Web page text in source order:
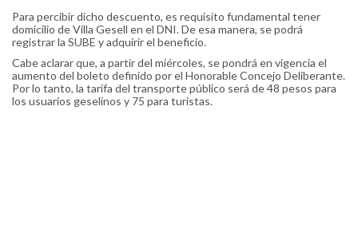
Para percibir dicho descuento, es requisito fundamental tener
domicilio de Villa Gesell en el DNI. De esa manera, se podrá
registrar la SUBE y adquirir el beneficio.
Cabe aclarar que, a partir del miércoles, se pondrá en vigencia el
aumento del boleto definido por el Honorable Concejo Deliberante.
Por lo tanto, la tarifa del transporte público será de 48 pesos para
los usuarios geselinos y 75 para turistas.